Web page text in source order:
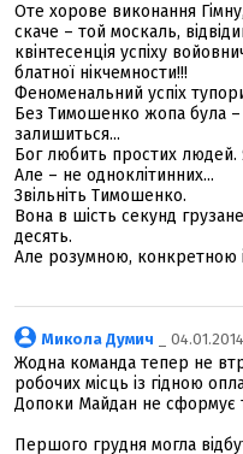
Оте хорове виконання
скаче – той москаль,
квінтесенція успіху
блатної нікчемности!!!
Феноменальний успіх
Без Тимошенко жопа була
залишиться...
Бог любить простих людей.
Але – не одноклітинних...
Звільніть Тимошенко.
Вона в шість секунд
десять.
Але розумною, конкретною
Микола Думич _
Жодна команда тепер не
робочих місць із гідною
Допоки Майдан не сформує
Першого грудня могла